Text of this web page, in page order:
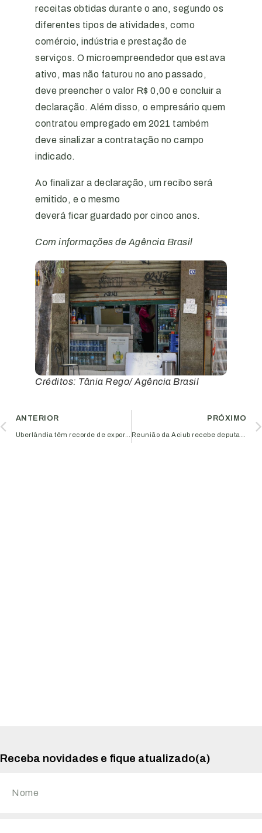
receitas obtidas durante o ano, segundo os
diferentes tipos de atividades, como
comércio, indústria e prestação de
serviços. O microempreendedor que estava
ativo, mas não faturou no ano passado,
deve preencher o valor R$ 0,00 e concluir a
declaração. Além disso, o empresário quem
contratou empregado em 2021 também
deve sinalizar a contratação no campo
indicado.
Ao finalizar a declaração, um recibo será
emitido, e o mesmo
deverá ficar guardado por cinco anos.
Com informações de Agência Brasil
Créditos: Tânia Rego/ Agência Brasil
ANTERIOR PRÓXIMO
Receba novidades e fique atualizado(a)